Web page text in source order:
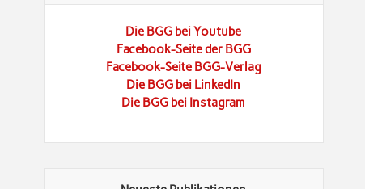
Die BGG bei Youtube
Facebook-Seite der BGG
Facebook-Seite BGG-Verlag
Die BGG bei LinkedIn
Die BGG bei Instagram